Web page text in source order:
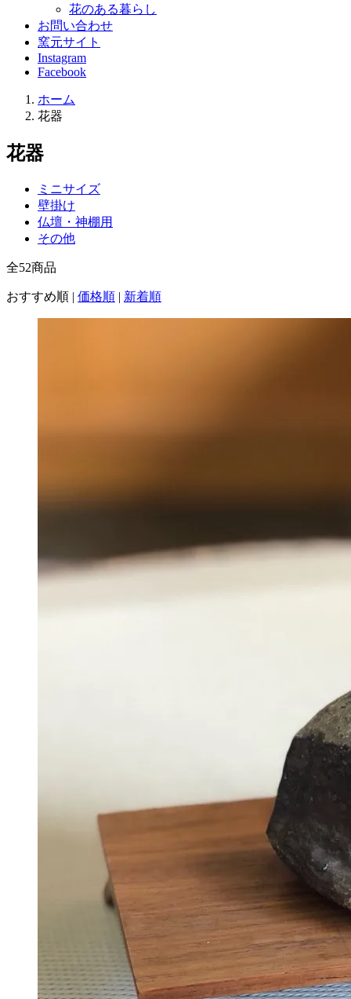
花のある暮らし
お問い合わせ
窯元サイト
Instagram
Facebook
ホーム
花器
花器
ミニサイズ
壁掛け
仏壇・神棚用
その他
全52商品
おすすめ順 | 価格順 | 新着順